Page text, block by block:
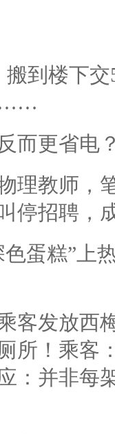
到楼下
……
而更省电
理教师，
停招聘，
蛋糕”上
客发放西
所！乘客
：并非每